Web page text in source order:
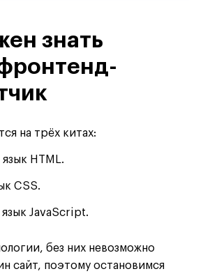
знать
на трёх китах:
HTML.
CSS.
JavaScript.
без них невозможно
сайт, поэтому остановимся